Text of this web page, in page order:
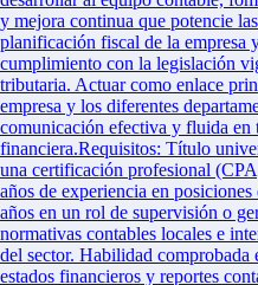
y mejora continua que potencie
planificación fiscal de la empresa
cumplimiento con la legislación
tributaria. Actuar como enlace
empresa y los diferentes
comunicación efectiva y fluida en
financiera.Requisitos: Título
una certificación profesional
años de experiencia en
años en un rol de supervisión o
normativas contables locales e
del sector. Habilidad comprobada
estados financieros y reportes